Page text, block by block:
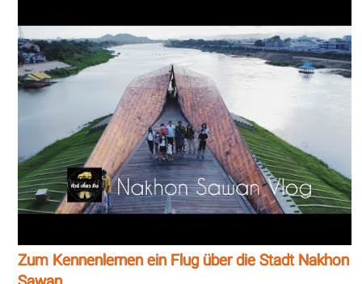
Zum Kennenlernen ein Flug über die Stadt Nakhon